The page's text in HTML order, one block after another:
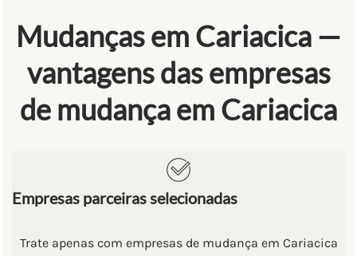
Mudanças em Cariacica —
vantagens das empresas
de mudança em Cariacica
Empresas parceiras selecionadas
Trate apenas com empresas de mudança em Cariacica